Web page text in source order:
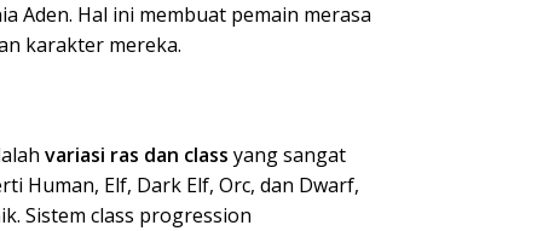
Aden. Hal ini membuat pemain merasa
karakter mereka.
variasi ras dan class yang sangat
Human, Elf, Dark Elf, Orc, dan Dwarf,
Sistem class progression